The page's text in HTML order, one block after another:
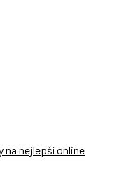
nejlepší online